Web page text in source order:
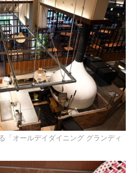
「オールデイダイニング グランディ